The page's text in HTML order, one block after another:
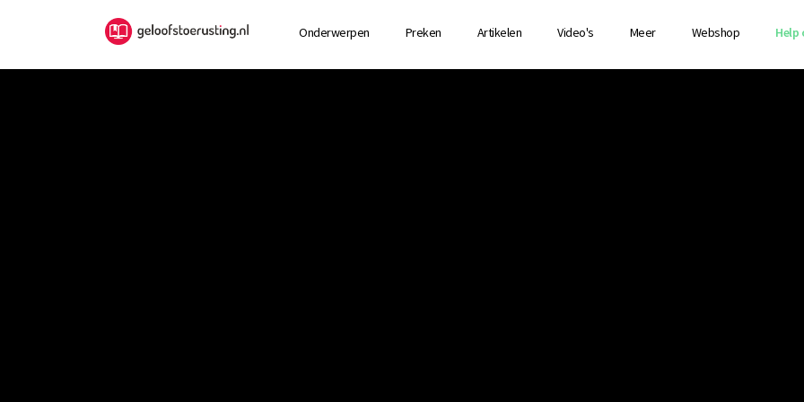
Onderwerpen Preken Artikelen Video's Meer Webshop Help